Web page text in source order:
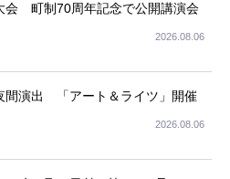
会 町制70周年記念で公開講演会
2026.08.06
間演出 「アート＆ライツ」開催
2026.08.06